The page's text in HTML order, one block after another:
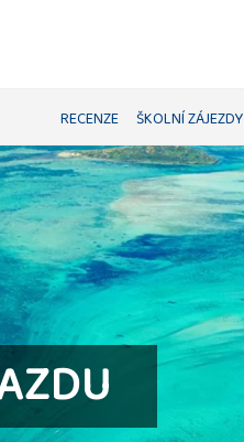
RECENZE ŠKOLNÍ ZÁJEZDY